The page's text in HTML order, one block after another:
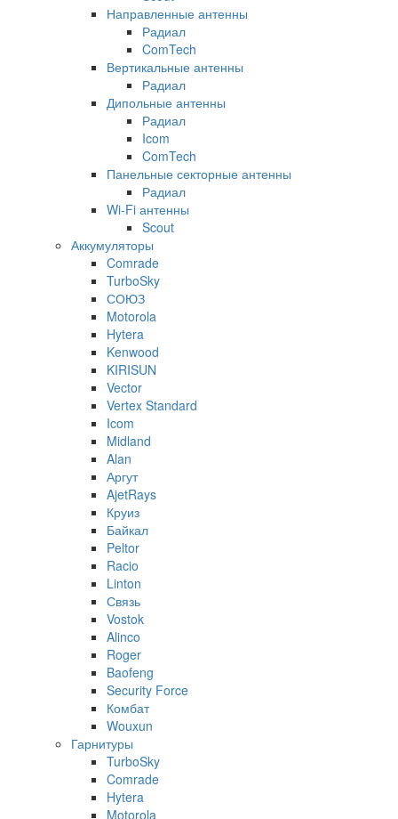
Направленные антенны
Радиал
ComTech
Вертикальные антенны
Радиал
Дипольные антенны
Радиал
Icom
ComTech
Панельные секторные антенны
Радиал
Wi-Fi антенны
Scout
Аккумуляторы
Comrade
TurboSky
СОЮЗ
Motorola
Hytera
Kenwood
KIRISUN
Vector
Vertex Standard
Icom
Midland
Alan
Аргут
AjetRays
Круиз
Байкал
Peltor
Racio
Linton
Связь
Vostok
Alinco
Roger
Baofeng
Security Force
Комбат
Wouxun
Гарнитуры
TurboSky
Comrade
Hytera
Motorola